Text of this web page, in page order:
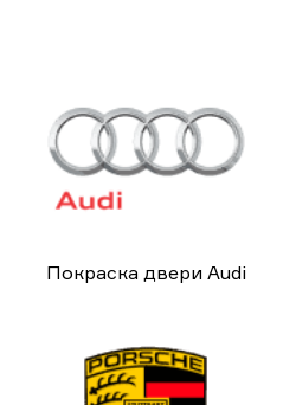
Покраска двери Audi